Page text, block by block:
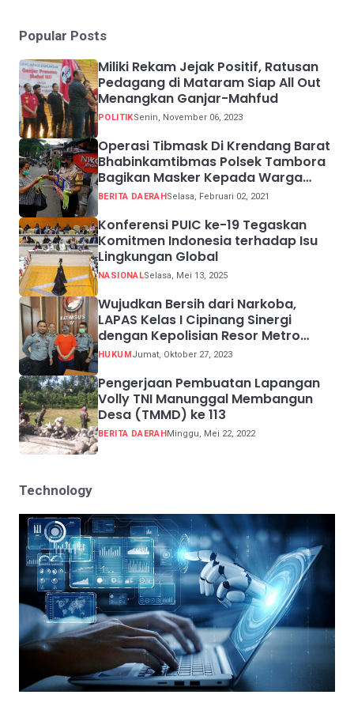
Popular Posts
Miliki Rekam Jejak Positif, Ratusan
Pedagang di Mataram Siap All Out
Menangkan Ganjar-Mahfud
POLITIKSenin, November 06, 2023
Operasi Tibmask Di Krendang Barat
Bhabinkamtibmas Polsek Tambora
Bagikan Masker Kepada Warga
Pelanggar Prokes
BERITA DAERAHSelasa, Februari 02, 2021
Konferensi PUIC ke-19 Tegaskan
Komitmen Indonesia terhadap Isu
Lingkungan Global
NASIONALSelasa, Mei 13, 2025
Wujudkan Bersih dari Narkoba,
LAPAS Kelas I Cipinang Sinergi
dengan Kepolisian Resor Metro
Jakarta Barat
HUKUMJumat, Oktober 27, 2023
Pengerjaan Pembuatan Lapangan
Volly TNI Manunggal Membangun
Desa (TMMD) ke 113
BERITA DAERAHMinggu, Mei 22, 2022
Technology